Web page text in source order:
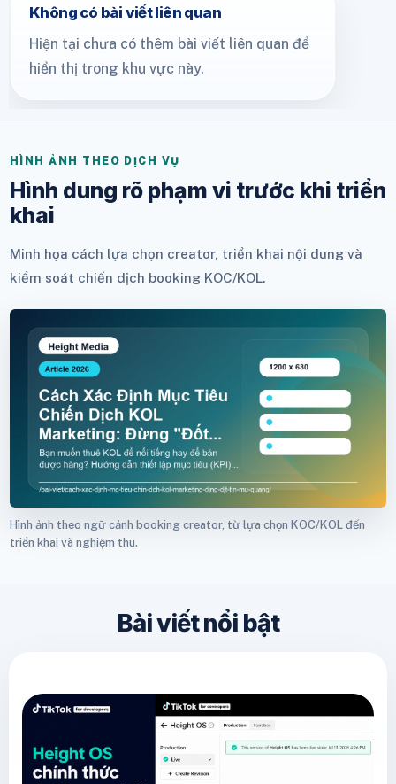
Không có bài viết liên quan
Hiện tại chưa có thêm bài viết liên quan để
hiển thị trong khu vực này.
HÌNH ẢNH THEO DỊCH VỤ
Hình dung rõ phạm vi trước khi triển
khai
Minh họa cách lựa chọn creator, triển khai nội dung và
kiểm soát chiến dịch booking KOC/KOL.
Hình ảnh theo ngữ cảnh booking creator, từ lựa chọn KOC/KOL đến
triển khai và nghiệm thu.
Bài viết nổi bật